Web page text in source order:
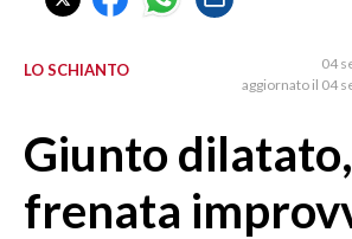
SULCIS IGLESIENTE
SASSARI E PROVINCIA
GALLURA
LO SCHIANTO
04
aggiornato il 04
Giunto dilatato,
frenata